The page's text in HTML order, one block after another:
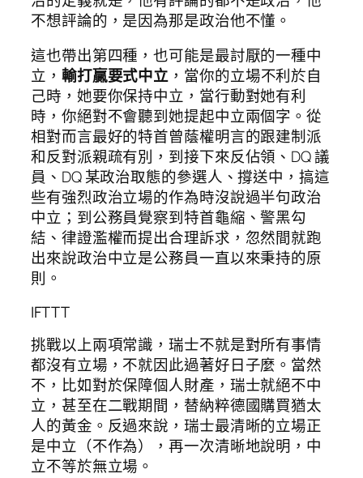
不想評論的，是因為那是政治他不懂。
這也帶出第四種，也可能是最討厭的一種中
立， 輸打贏要式中立 ，當你的立場不利於自
己時，她要你保持中立，當行動對她有利
時，你絕對不會聽到她提起中立兩個字。從
相對而言最好的特首曾蔭權明言的跟建制派
和反對派親疏有別，到接下來反佔領、DQ 議
員、DQ 某政治取態的參選人、撐送中，搞這
些有強烈政治立場的作為時沒說過半句政治
中立；到公務員覺察到特首龜縮、警黑勾
結、律證濫權而提出合理訴求，忽然間就跑
出來說政治中立是公務員一直以來秉持的原
則。
IFTTT
挑戰以上兩項常識，瑞士不就是對所有事情
都沒有立場，不就因此過著好日子麼。當然
不，比如對於保障個人財產，瑞士就絕不中
立，甚至在二戰期間，替納粹德國購買猶太
人的黃金。反過來說，瑞士最清晰的立場正
是中立（不作為），再一次清晰地說明，中
立不等於無立場。